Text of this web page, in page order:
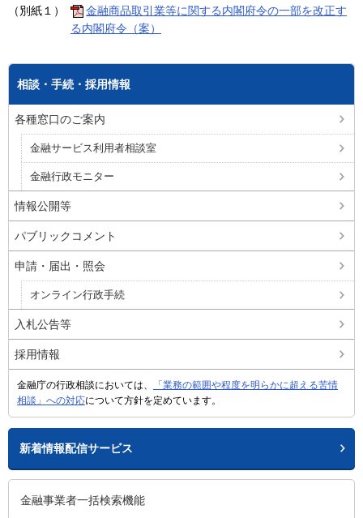
（別紙１）
金融商品取引業等に関する内閣府令の一部を改正す
る内閣府令（案）
相談・手続・採用情報
各種窓口のご案内
金融サービス利用者相談室
金融行政モニター
情報公開等
パブリックコメント
申請・届出・照会
オンライン行政手続
入札公告等
採用情報
金融庁の行政相談においては、
「業務の範囲や程度を明らかに超える苦情
相談」への対応について方針を定めています。
新着情報配信サービス
金融事業者一括検索機能